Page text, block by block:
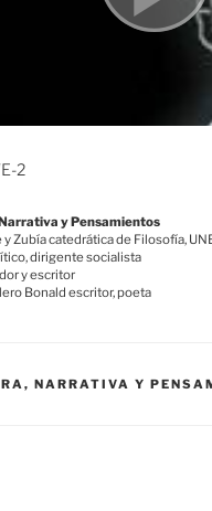
2
y Pensamientos
y Zubía catedrática de Filosofía,
dirigente socialista
y escritor
Bonald escritor, poeta
NARRATIVA Y